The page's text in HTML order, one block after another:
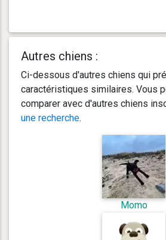
Autres chiens :
Ci-dessous d'autres chiens qui
caractéristiques similaires. Vous
comparer avec d'autres chiens
une recherche.
Momo